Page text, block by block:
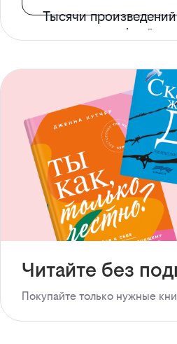
Тысячи произведений
с доступом офлайн
Читайте без
Покупайте только нужные